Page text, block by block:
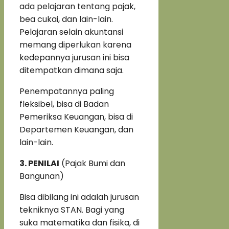
ada pelajaran tentang pajak,
bea cukai, dan lain-lain.
Pelajaran selain akuntansi
memang diperlukan karena
kedepannya jurusan ini bisa
ditempatkan dimana saja.
Penempatannya paling
fleksibel, bisa di Badan
Pemeriksa Keuangan, bisa di
Departemen Keuangan, dan
lain-lain.
3. PENILAI (Pajak Bumi dan
Bangunan)
Bisa dibilang ini adalah jurusan
tekniknya STAN. Bagi yang
suka matematika dan fisika, di